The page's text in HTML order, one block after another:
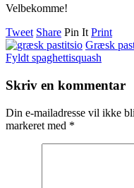
Velbekomme!
Tweet Share Pin It Print
Græsk
Fyldt spaghettisquash
Skriv en kommentar
Din e-mailadresse vil ikke
markeret med *